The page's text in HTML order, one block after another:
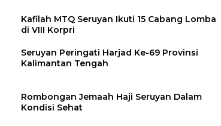
Kafilah MTQ Seruyan Ikuti 15 Cabang Lomba
di VIII Korpri
Seruyan Peringati Harjad Ke-69 Provinsi
Kalimantan Tengah
Rombongan Jemaah Haji Seruyan Dalam
Kondisi Sehat